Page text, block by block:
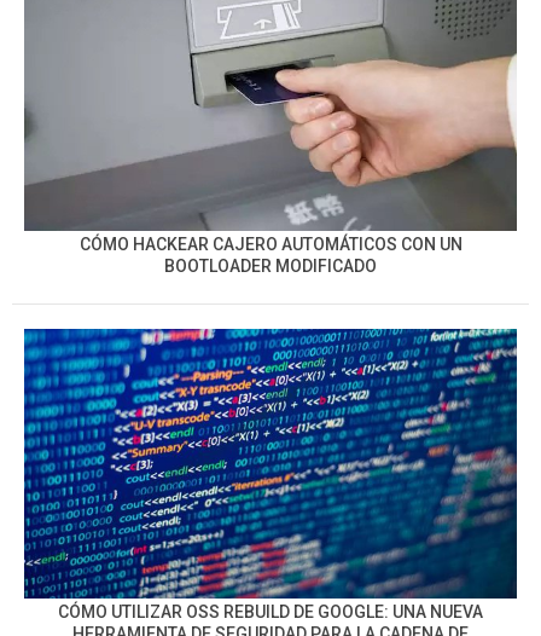
CÓMO HACKEAR CAJERO AUTOMÁTICOS CON UN
BOOTLOADER MODIFICADO
CÓMO UTILIZAR OSS REBUILD DE GOOGLE: UNA NUEVA